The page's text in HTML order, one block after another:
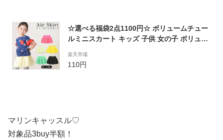
☆選べる福袋2点1100円☆ ボリュームチュー
ルミニスカート キッズ 子供 女の子 ボリュー
しゃれ かわいい 可愛い ナチュラル ガーリー
春 夏 秋 90-130cm TORIDORY トリドリー 7
楽天市場
110円
マリンキャッスル♡
対象品3buy半額！